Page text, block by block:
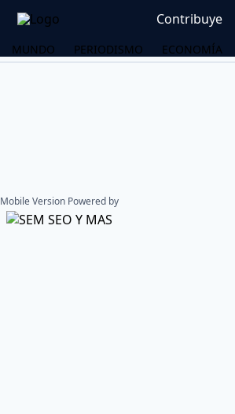
Contribuye
MUNDO PERIODISMO
ECONOMÍA
Mobile Version Powered by